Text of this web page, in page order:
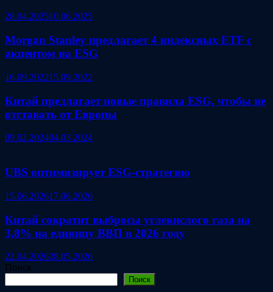
28.04.202510.06.2025
Morgan Stanley предлагает 4 индексных ETF с
акцентом на ESG
16.09.202215.09.2022
Китай предлагает новые правила ESG, чтобы не
отставать от Европы
09.02.202404.03.2024
UBS оптимизирует ESG‑стратегию
15.06.202617.06.2026
Китай сократит выбросы углекислого газа на
3,8% на единицу ВВП в 2026 году
22.04.202628.05.2026
Поиск
Поиск